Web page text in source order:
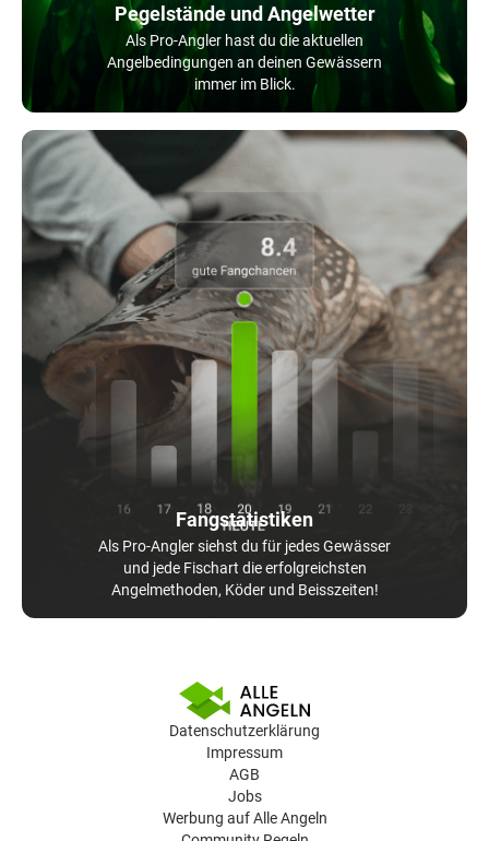
Pegelstände und Angelwetter
Als Pro-Angler hast du die aktuellen
Angelbedingungen an deinen Gewässern
immer im Blick.
Fangstatistiken
Als Pro-Angler siehst du für jedes Gewässer
und jede Fischart die erfolgreichsten
Angelmethoden, Köder und Beisszeiten!
Datenschutzerklärung
Impressum
AGB
Jobs
Werbung auf Alle Angeln